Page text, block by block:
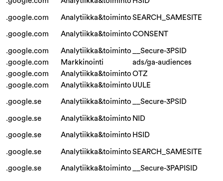
.google.com Analytiikka&toiminto SEARCH_SAMESITE
.google.com Analytiikka&toiminto CONSENT
.google.com Analytiikka&toiminto
__Secure-3PSID
.google.com
Markkinointi
ads/ga-audiences
.google.com
Analytiikka&toiminto OTZ
.google.com
Analytiikka&toiminto UULE
.google.se Analytiikka&toiminto __Secure-3PSID
.google.se Analytiikka&toiminto NID
.google.se Analytiikka&toiminto HSID
.google.se Analytiikka&toiminto SEARCH_SAMESITE
.google.se Analytiikka&toiminto __Secure-3PAPISID